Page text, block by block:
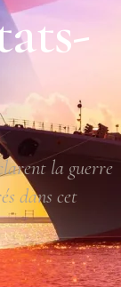
la guerre
dans cet